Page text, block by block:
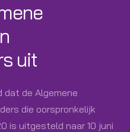
uit
dat de Algemene
die oorspronkelijk
is uitgesteld naar 10 juni